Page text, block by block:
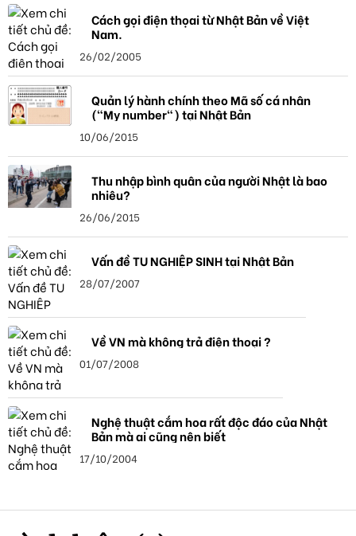
Cách gọi điện thọai từ Nhật Bản về Việt
Nam.
26/02/2005
Quản lý hành chính theo Mã số cá nhân
("My number") tại Nhật Bản
10/06/2015
Thu nhập bình quân của người Nhật là bao
nhiêu?
26/06/2015
Vấn đề TU NGHIỆP SINH tại Nhật Bản
28/07/2007
Về VN mà không trả điện thoại ?
01/07/2008
Nghệ thuật cắm hoa rất độc đáo của Nhật
Bản mà ai cũng nên biết
17/10/2004